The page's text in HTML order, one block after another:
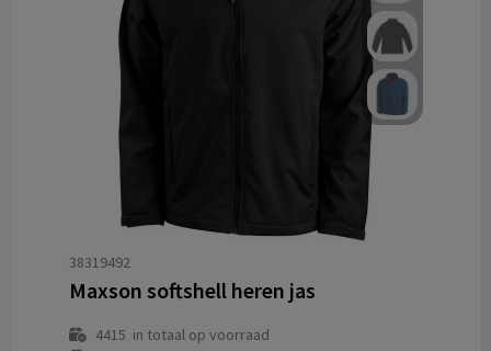
38319492
Maxson softshell heren jas
4415 in totaal op voorraad